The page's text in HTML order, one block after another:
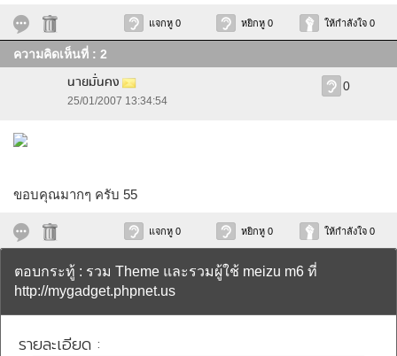
แจกหู 0 หยิกหู 0 ให้กำลังใจ 0
ความคิดเห็นที่ : 2
นายมั่นคง
25/01/2007 13:34:54
0
ขอบคุณมากๆ ครับ 55
แจกหู 0 หยิกหู 0 ให้กำลังใจ 0
ตอบกระทู้ : รวม Theme และรวมผู้ใช้ meizu m6 ที่
http://mygadget.phpnet.us
รายละเอียด :